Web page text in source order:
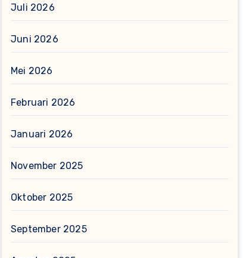
Juli 2026
Juni 2026
Mei 2026
Februari 2026
Januari 2026
November 2025
Oktober 2025
September 2025